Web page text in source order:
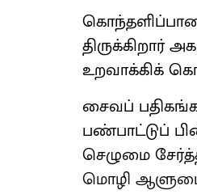
கொந்தளிப்பான
திருக்​கிறார்
உறவாக்கிக்
சைவப்
பண்பாட்டுப்
செழுமை
மொழி ஆளுமை